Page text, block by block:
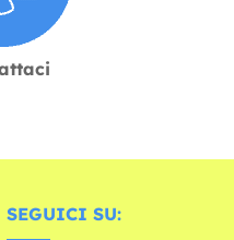
SEGUICI SU: